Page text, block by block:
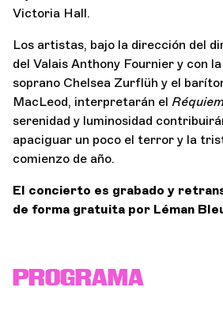
Victoria Hall.
Los artistas, bajo la dirección del
del Valais Anthony Fournier y con
soprano Chelsea Zurflüh y el
MacLeod, interpretarán el
serenidad y luminosidad
apaciguar un poco el terror y la
comienzo de año.
El concierto es grabado y
de forma gratuita por Léman
PROGRAMA